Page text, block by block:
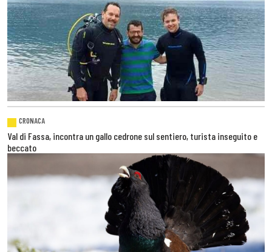
CRONACA
Val di Fassa, incontra un gallo cedrone sul sentiero, turista inseguito e
beccato